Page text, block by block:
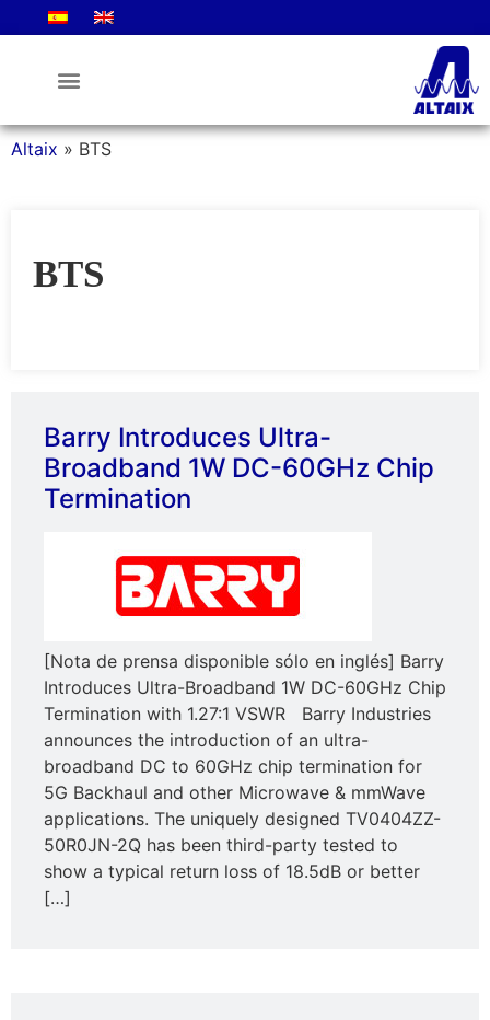
Altaix » BTS
BTS
Barry Introduces Ultra-
Broadband 1W DC-60GHz Chip
Termination
[Nota de prensa disponible sólo en inglés] Barry
Introduces Ultra-Broadband 1W DC-60GHz Chip
Termination with 1.27:1 VSWR Barry Industries
announces the introduction of an ultra-
broadband DC to 60GHz chip termination for
5G Backhaul and other Microwave & mmWave
applications. The uniquely designed TV0404ZZ-
50R0JN-2Q has been third-party tested to
show a typical return loss of 18.5dB or better
[…]